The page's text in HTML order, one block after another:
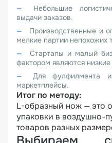
Небольшие
выдачи заказов.
Производственные и
мелкие партии непохожих
Стартапы и малый
фактором являются
Для фулфилмента и
маркетплейсы.
Итог по методу:
L-образный нож — это
упаковки в воздушно-
товаров разных